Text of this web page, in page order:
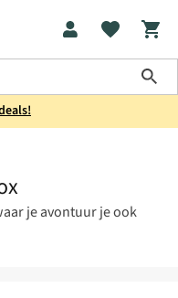
je avontuur je ook